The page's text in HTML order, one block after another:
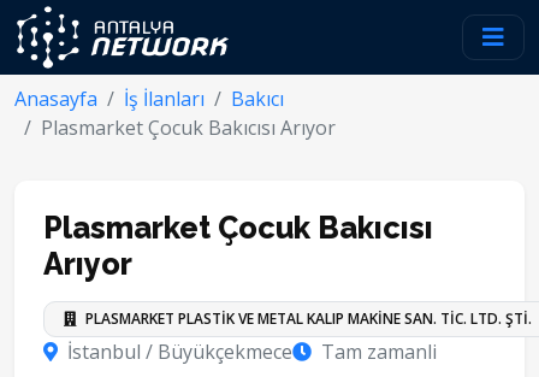
Anasayfa İş İlanları
Bakıcı
Plasmarket Çocuk Bakıcısı Arıyor
Plasmarket Çocuk Bakıcısı
Arıyor
PLASMARKET PLASTİK VE METAL KALIP MAKİNE SAN. TİC. LTD. ŞTİ.
İstanbul / Büyükçekmece Tam zamanli